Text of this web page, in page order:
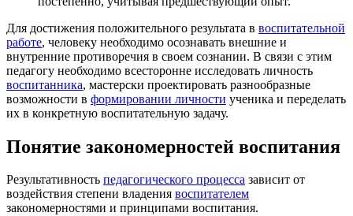
Для достижения положительного результата в воспитательной
работе, человеку необходимо осознавать внешние и
внутренние противоречия в своем сознании. В связи с этим
педагогу необходимо всесторонне исследовать личность
воспитанника, мастерски проектировать разнообразные
возможности в формировании личности ученика и переделать
их в конкретную воспитательную задачу.
Понятие закономерностей воспитания
Результативность педагогического процесса зависит от
воздействия степени владения воспитателем
закономерностями и принципами воспитания.